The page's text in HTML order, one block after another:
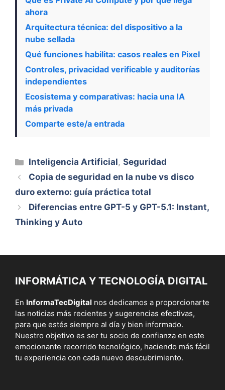
ahora
Arquitectura técnica: del dispositivo a la
nube sellada
Qué funciones habilita: casos reales en Pixel
Controles, privacidad verificable y auditorías
independientes
Ecosistema y comparativas: hacia una IA
más privada
Comparte este/a entrada
Categorías
Inteligencia Artificial,Seguridad
Copia de seguridad en la nube vs disco
duro externo: guía práctica total
Diferencias entre GPT-5 y GPT-5.1: Instant,
Thinking y Auto
INFORMÁTICA Y TECNOLOGÍA DIGITAL
En InformaTecDigital nos dedicamos a proporcionarte
las noticias más recientes y sugerencias efectivas,
para que estés siempre al día y bien informado.
Nuestro objetivo es ser tu socio de confianza en este
emocionante recorrido tecnológico, haciendo más fácil
tu experiencia con cada nuevo descubrimiento.